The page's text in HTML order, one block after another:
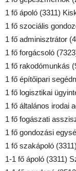
1 fő ápoló (3311)
1 fő szociális
1 fő adminisztrátor
1 fő forgácsoló
1 fő rakodómunkás
1 fő építőipari
1 fő logisztikai
1 fő általános irodai
1 fő fogászati
1 fő gondozási
1 fő szakápoló
1-1 fő ápoló (3311)